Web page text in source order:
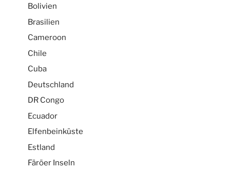
Bolivien
Brasilien
Cameroon
Chile
Cuba
Deutschland
DR Congo
Ecuador
Elfenbeinküste
Estland
Färöer Inseln